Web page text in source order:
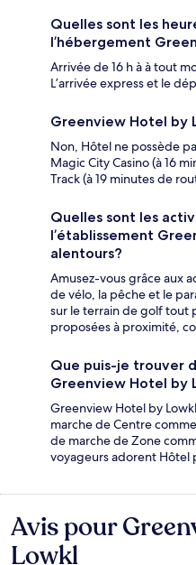
Quelles sont les
l’hébergement
Arrivée de 16 h à à tout
L’arrivée express et le
Greenview Hotel by
Non, Hôtel ne possède
Magic City Casino (à 16
Track (à 19 minutes de
Quelles sont les
l’établissement
alentours?
Amusez-vous grâce aux
de vélo, la pêche et le
sur le terrain de golf tout
proposées à proximité,
Que puis-je trouver
Greenview Hotel by
Greenview Hotel by
marche de Centre
de marche de Zone
voyageurs adorent Hôtel
Avis
Avis pour
Lowkl